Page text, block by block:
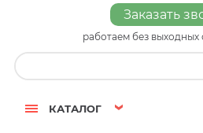
Заказать
работаем без выходных
КАТАЛОГ